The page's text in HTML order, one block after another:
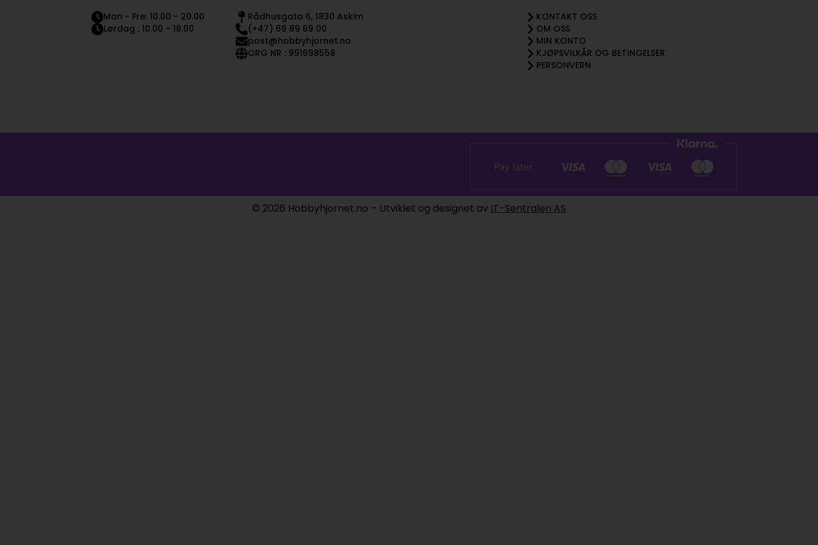
Man - Fre: 10.00 - 20.00
Lørdag : 10.00 - 18.00
Rådhusgata 6, 1830 Askim
(+47) 69 89 69 00
post@hobbyhjornet.no
ORG NR : 991698558
KONTAKT OSS
OM OSS
MIN KONTO
KJØPSVILKÅR OG BETINGELSER
PERSONVERN
© 2026 Hobbyhjornet.no – Utviklet og designet av IT-Sentralen AS